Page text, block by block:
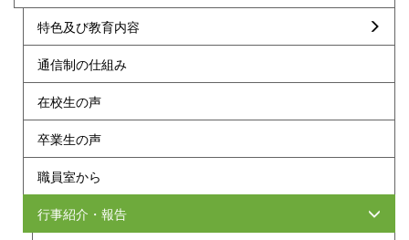
特色及び教育内容
通信制の仕組み
在校生の声
卒業生の声
職員室から
行事紹介・報告